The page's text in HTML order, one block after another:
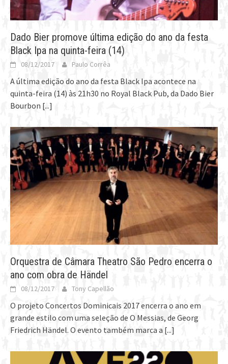
Dado Bier promove última edição do ano da festa
Black Ipa na quinta-feira (14)
08/12/2017 Paulo Corrêa
A última edição do ano da festa Black Ipa acontece na
quinta-feira (14) às 21h30 no Royal Black Pub, da Dado Bier
Bourbon [...]
Orquestra de Câmara Theatro São Pedro encerra o
ano com obra de Händel
08/12/2017 Tony Capellão
O projeto Concertos Dominicais 2017 encerra o ano em
grande estilo com uma seleção de O Messias, de Georg
Friedrich Händel. O evento também marca a [...]